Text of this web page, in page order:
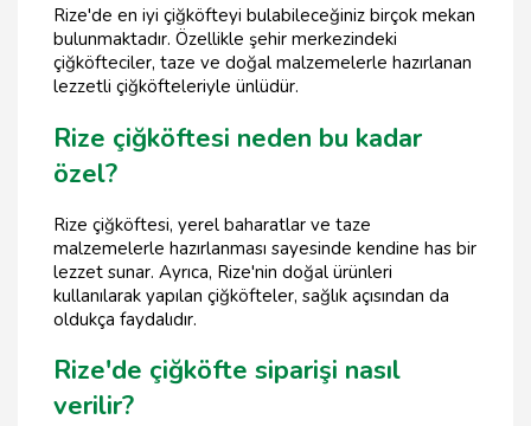
Rize'de en iyi çiğköfteyi bulabileceğiniz birçok mekan
bulunmaktadır. Özellikle şehir merkezindeki
çiğköfteciler, taze ve doğal malzemelerle hazırlanan
lezzetli çiğköfteleriyle ünlüdür.
Rize çiğköftesi neden bu kadar
özel?
Rize çiğköftesi, yerel baharatlar ve taze
malzemelerle hazırlanması sayesinde kendine has bir
lezzet sunar. Ayrıca, Rize'nin doğal ürünleri
kullanılarak yapılan çiğköfteler, sağlık açısından da
oldukça faydalıdır.
Rize'de çiğköfte siparişi nasıl
verilir?